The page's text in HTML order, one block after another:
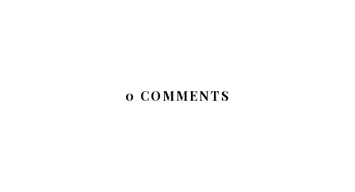
0 COMMENTS